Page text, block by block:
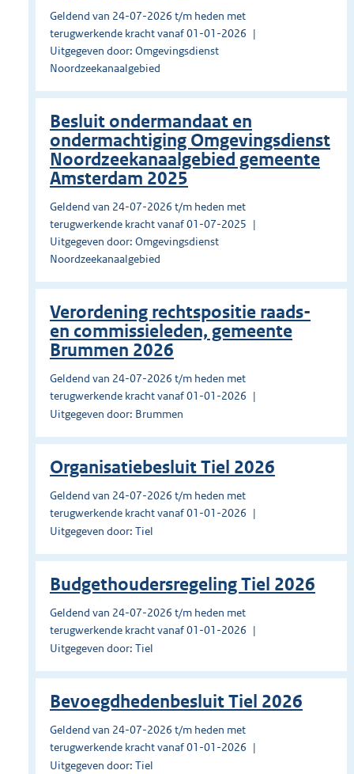
Geldend van 24-07-2026 t/m heden met
terugwerkende kracht vanaf 01-01-2026
Uitgegeven door: Omgevingsdienst
Noordzeekanaalgebied
Besluit ondermandaat en
ondermachtiging Omgevingsdienst
Noordzeekanaalgebied gemeente
Amsterdam 2025
Geldend van 24-07-2026 t/m heden met
terugwerkende kracht vanaf 01-07-2025
Uitgegeven door: Omgevingsdienst
Noordzeekanaalgebied
Verordening rechtspositie raads-
en commissieleden, gemeente
Brummen 2026
Geldend van 24-07-2026 t/m heden met
terugwerkende kracht vanaf 01-01-2026
Uitgegeven door: Brummen
Organisatiebesluit Tiel 2026
Geldend van 24-07-2026 t/m heden met
terugwerkende kracht vanaf 01-01-2026
Uitgegeven door: Tiel
Budgethoudersregeling Tiel 2026
Geldend van 24-07-2026 t/m heden met
terugwerkende kracht vanaf 01-01-2026
Uitgegeven door: Tiel
Bevoegdhedenbesluit Tiel 2026
Geldend van 24-07-2026 t/m heden met
terugwerkende kracht vanaf 01-01-2026
Uitgegeven door: Tiel